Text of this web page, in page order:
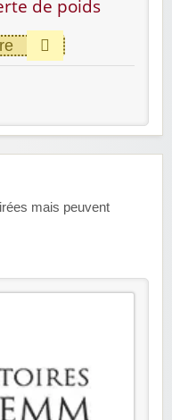
de poids
mais peuvent